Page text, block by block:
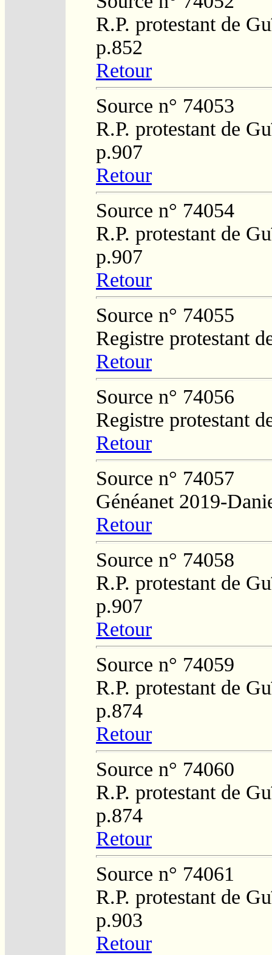
R.P. protestant de
p.852
Retour
Source n° 74053
R.P. protestant de
p.907
Retour
Source n° 74054
R.P. protestant de
p.907
Retour
Source n° 74055
Registre protestant
Retour
Source n° 74056
Registre protestant
Retour
Source n° 74057
Généanet 2019-
Retour
Source n° 74058
R.P. protestant de
p.907
Retour
Source n° 74059
R.P. protestant de
p.874
Retour
Source n° 74060
R.P. protestant de
p.874
Retour
Source n° 74061
R.P. protestant de
p.903
Retour